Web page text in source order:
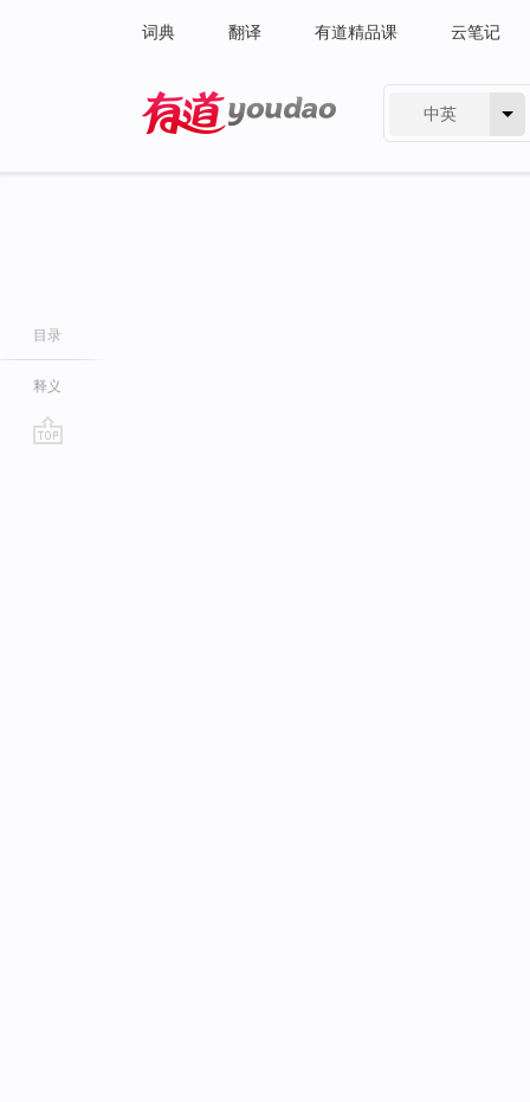
词典 翻译 有道精品课 云笔记
中英
目录
释义